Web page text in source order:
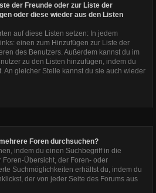
der Freunde oder zur Liste der
oder diese wieder aus den Listen
auf diese Listen setzen: In jedem
einen zum Hinzufügen zur Liste der
des Benutzers. Außerdem kannst du im
zu den Listen hinzufügen, indem du
An gleicher Stelle kannst du sie auch wieder
Foren durchsuchen?
indem du einen Suchbegriff in die
Übersicht, der Foren- oder
Suchmöglichkeiten erhältst du, indem du
der von jeder Seite des Forums aus